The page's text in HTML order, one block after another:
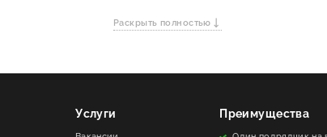
Раскрыть полностью
Услуги Преимущества